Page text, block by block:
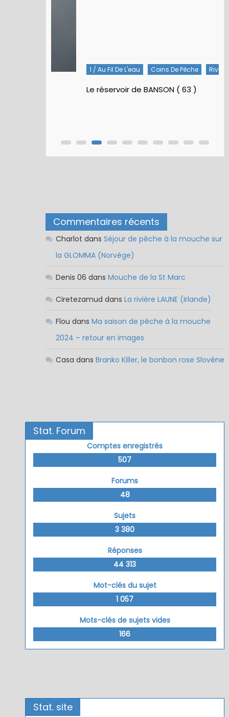
1 / Au Fil De L'eau Coins De Pêche Rivières
Le réservoir de BANSON ( 63 )
Commentaires récents
Charlot dans Séjour de pêche à la mouche sur
la GLOMMA (Norvège)
Denis 06 dans Mouche de la St Marc
Ciretezamud dans La rivière LAUNE (Irlande)
Flou dans Ma saison de pêche à la mouche
2024 – retour en images
Casa dans Branko Killer, le bonbon rose Slovène
Stat. Forum
Comptes enregistrés
507
Forums
48
Sujets
3 380
Réponses
44 313
Mot-clés du sujet
1 057
Mots-clés de sujets vides
166
Stat. site